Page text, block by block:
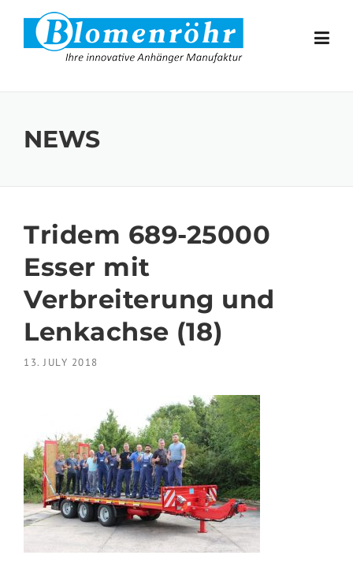
Skip to content
NEWS
Tridem 689-25000
Esser mit
Verbreiterung und
Lenkachse (18)
13. JULY 2018